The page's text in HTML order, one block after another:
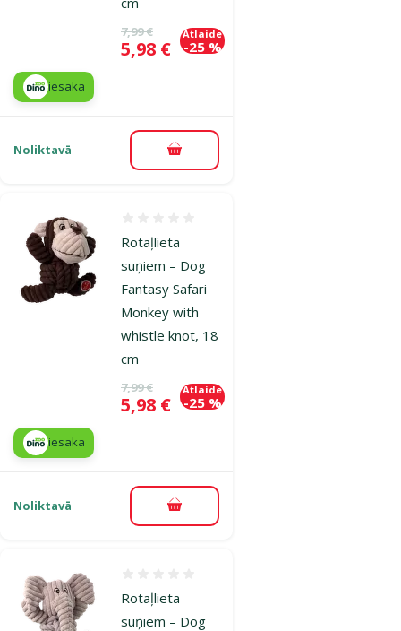
Oriģinālā cena
7,99 €
Cena
5,98 €
Atlaide
-25 %
iesaka
Noliktavā Pievienot grozam
Rotaļlieta
suņiem – Dog
Fantasy Safari
Monkey with
whistle knot, 18
cm
Oriģinālā cena
7,99 €
Cena
5,98 €
Atlaide
-25 %
iesaka
Noliktavā Pievienot grozam
Rotaļlieta
suņiem – Dog